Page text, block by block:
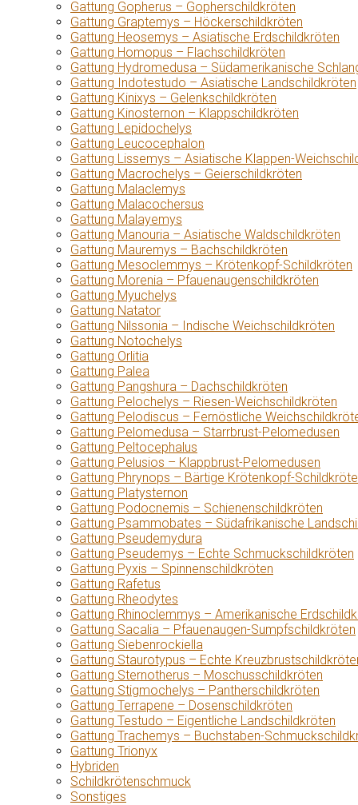
Gattung Gopherus – Gopherschildkröten
Gattung Graptemys – Höckerschildkröten
Gattung Heosemys – Asiatische Erdschildkröten
Gattung Homopus – Flachschildkröten
Gattung Hydromedusa – Südamerikanische
Gattung Indotestudo – Asiatische Landschildkröten
Gattung Kinixys – Gelenkschildkröten
Gattung Kinosternon – Klappschildkröten
Gattung Lepidochelys
Gattung Leucocephalon
Gattung Lissemys – Asiatische Klappen-
Gattung Macrochelys – Geierschildkröten
Gattung Malaclemys
Gattung Malacochersus
Gattung Malayemys
Gattung Manouria – Asiatische Waldschildkröten
Gattung Mauremys – Bachschildkröten
Gattung Mesoclemmys – Krötenkopf-Schildkröten
Gattung Morenia – Pfauenaugenschildkröten
Gattung Myuchelys
Gattung Natator
Gattung Nilssonia – Indische Weichschildkröten
Gattung Notochelys
Gattung Orlitia
Gattung Palea
Gattung Pangshura – Dachschildkröten
Gattung Pelochelys – Riesen-Weichschildkröten
Gattung Pelodiscus – Fernöstliche
Gattung Pelomedusa – Starrbrust-Pelomedusen
Gattung Peltocephalus
Gattung Pelusios – Klappbrust-Pelomedusen
Gattung Phrynops – Bärtige Krötenkopf-
Gattung Platysternon
Gattung Podocnemis – Schienenschildkröten
Gattung Psammobates – Südafrikanische
Gattung Pseudemydura
Gattung Pseudemys – Echte Schmuckschildkröten
Gattung Pyxis – Spinnenschildkröten
Gattung Rafetus
Gattung Rheodytes
Gattung Rhinoclemmys – Amerikanische
Gattung Sacalia – Pfauenaugen-Sumpfschildkröten
Gattung Siebenrockiella
Gattung Staurotypus – Echte
Gattung Sternotherus – Moschusschildkröten
Gattung Stigmochelys – Pantherschildkröten
Gattung Terrapene – Dosenschildkröten
Gattung Testudo – Eigentliche Landschildkröten
Gattung Trachemys – Buchstaben-
Gattung Trionyx
Hybriden
Schildkrötenschmuck
Sonstiges